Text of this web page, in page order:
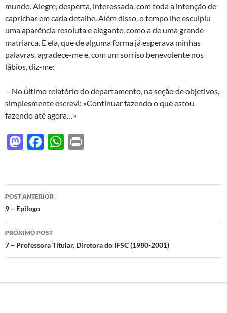
mundo. Alegre, desperta, interessada, com toda a intenção de
caprichar em cada detalhe. Além disso, o tempo lhe esculpiu
uma aparência resoluta e elegante, como a de uma grande
matriarca. E ela, que de alguma forma já esperava minhas
palavras, agradece-me e, com um sorriso benevolente nos
lábios, diz-me:
—No último relatório do departamento, na seção de objetivos,
simplesmente escrevi: «Continuar fazendo o que estou
fazendo até agora…»
M
d
o
n
F
b
o
k
W
s
p
p
Navegação
de
posts
POST ANTERIOR
9 – Epílogo
PRÓXIMO POST
7 – Professora Titular, Diretora do IFSC (1980-2001)